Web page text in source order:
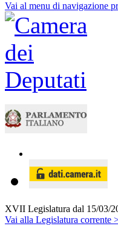
Vai al menu di navigazione
XVII Legislatura dal 15/03/
Vai alla Legislatura corrente